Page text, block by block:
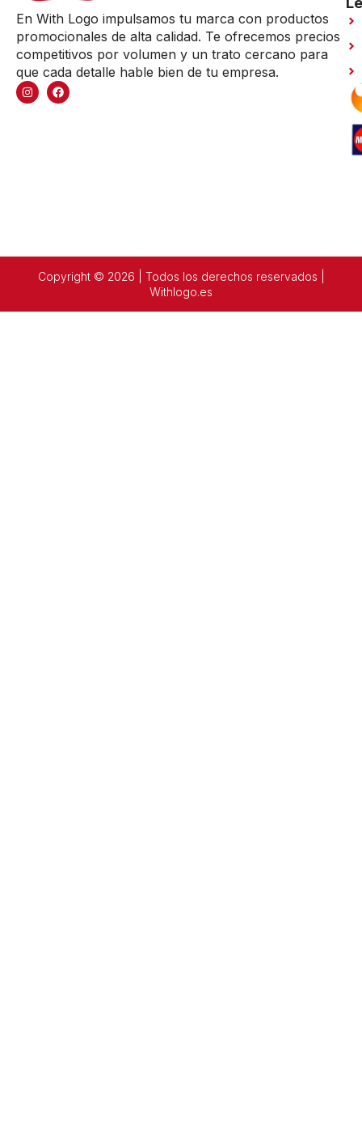
En With Logo impulsamos tu marca con productos
promocionales de alta calidad. Te ofrecemos precios
competitivos por volumen y un trato cercano para
que cada detalle hable bien de tu empresa.
Copyright © 2026 | Todos los derechos reservados |
Withlogo.es